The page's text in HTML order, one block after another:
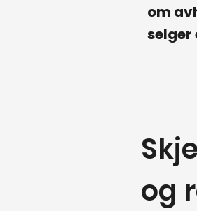
om
selger
og